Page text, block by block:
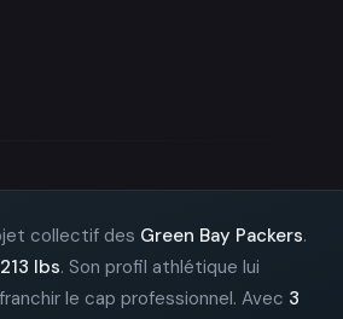
collectif des Green Bay Packers.
213 lbs. Son profil athlétique lui
le cap professionnel. Avec 3